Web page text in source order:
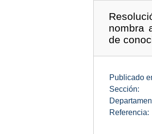
nombra
de
Publicado
Sección:
Referencia: